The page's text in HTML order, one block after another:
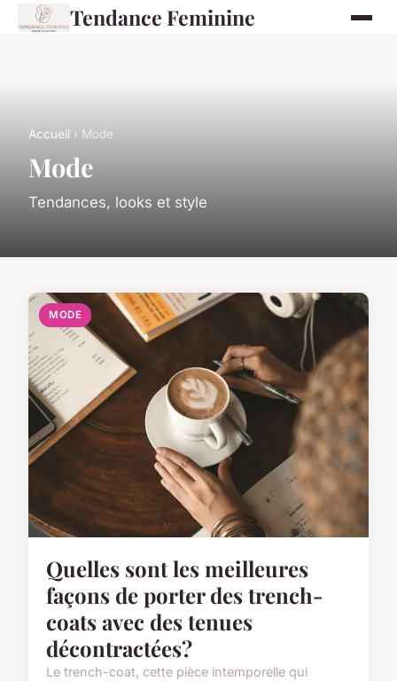
Tendance Feminine
Accueil › Mode
Mode
Tendances, looks et style
MODE
Quelles sont les meilleures
façons de porter des trench-
coats avec des tenues
décontractées?
Le trench-coat, cette pièce intemporelle qui